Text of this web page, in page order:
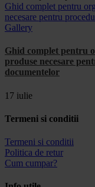
Ghid complet pentru
necesare pentru
Gallery
Ghid complet pentru
produse necesare
documentelor
17 iulie
Termeni si conditii
Termeni si conditii
Politica de retur
Cum cumpar?